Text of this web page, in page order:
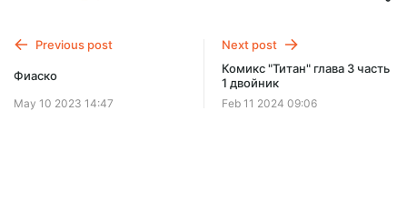
Комикс "Будни кота" Из серии комиксов про Кота, Собаку и
обычным днём.
UNLOCK POST
Previous post
Фиаско
May 10 2023 14:47
Next post
Комикс "Титан" глава 3 часть
1 двойник
Feb 11 2024 09:06